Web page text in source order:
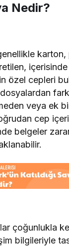
Nedir?
özel cepleri
veya ek
cep
belgeler
çoğunlukla
bilgileriyle